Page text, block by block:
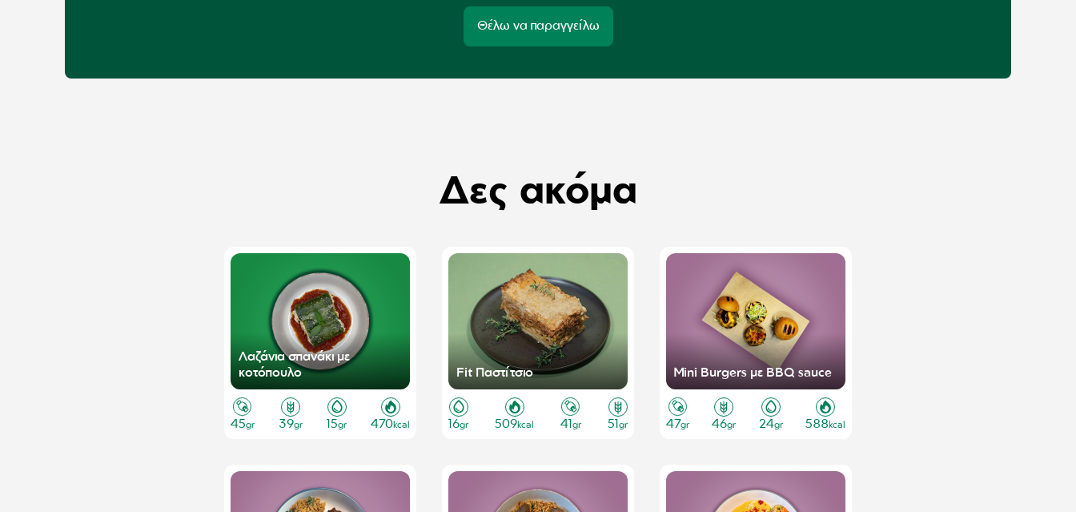
Θέλω να παραγγείλω
Δες ακόμα
Λαζάνια σπανάκι με
κοτόπουλο
45gr 39gr 15gr 470kcal
Fit Παστίτσιο
16gr 509kcal 41 gr 51 gr
Mini Burgers με BBQ sauce
47gr 46gr 24gr 588kcal